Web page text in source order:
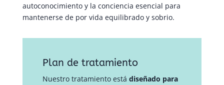
autoconocimiento y la conciencia esencial para
mantenerse de por vida equilibrado y sobrio.
Plan de tratamiento
Nuestro tratamiento está diseñado para